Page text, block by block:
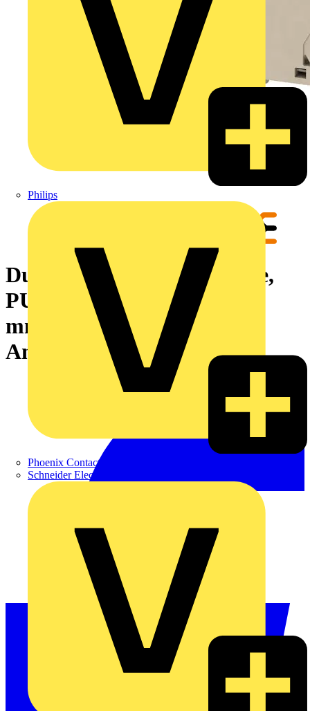
Philips
Phoenix Contact
Schneider Electric
Durchgangs-Reihenklemme,
PUSH IN, dunkelbeige, 35
mm², 125 A, 1000 V, Anzahl
Anschlüsse: 6